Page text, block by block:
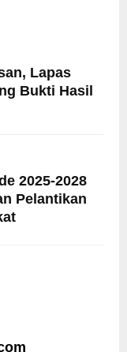
Lapas
Bukti Hasil
2025-2028
Pelantikan